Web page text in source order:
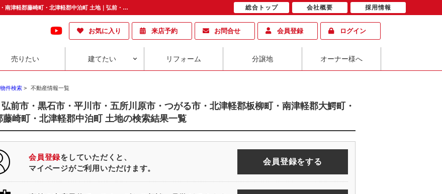
青森県 弘前市・黒石市・平川市・五所川原市・つがる市・北津軽郡板柳町・南津軽郡大鰐町・南津軽郡藤崎町・北津軽郡中泊町 土地｜弘前・青森の不動産のことならおうち情報館
お気に入り 来店予約 お問合せ 会員登録 ログイン
売りたい 建てたい リフォーム 分譲地 オーナー様へ
物件検索 > 不動産情報一覧
前市・黒石市・平川市・五所川原市・つがる市・北津軽郡板柳町・南津軽郡大鰐町・
藤崎町・北津軽郡中泊町 土地の検索結果一覧
会員登録をしていただくと、
マイページがご利用いただけます。
会員登録をする
総合トップ 会社概要 採用情報